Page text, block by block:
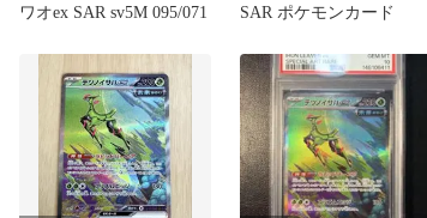
ワオex SAR sv5M 095/071
SAR ポケモンカード